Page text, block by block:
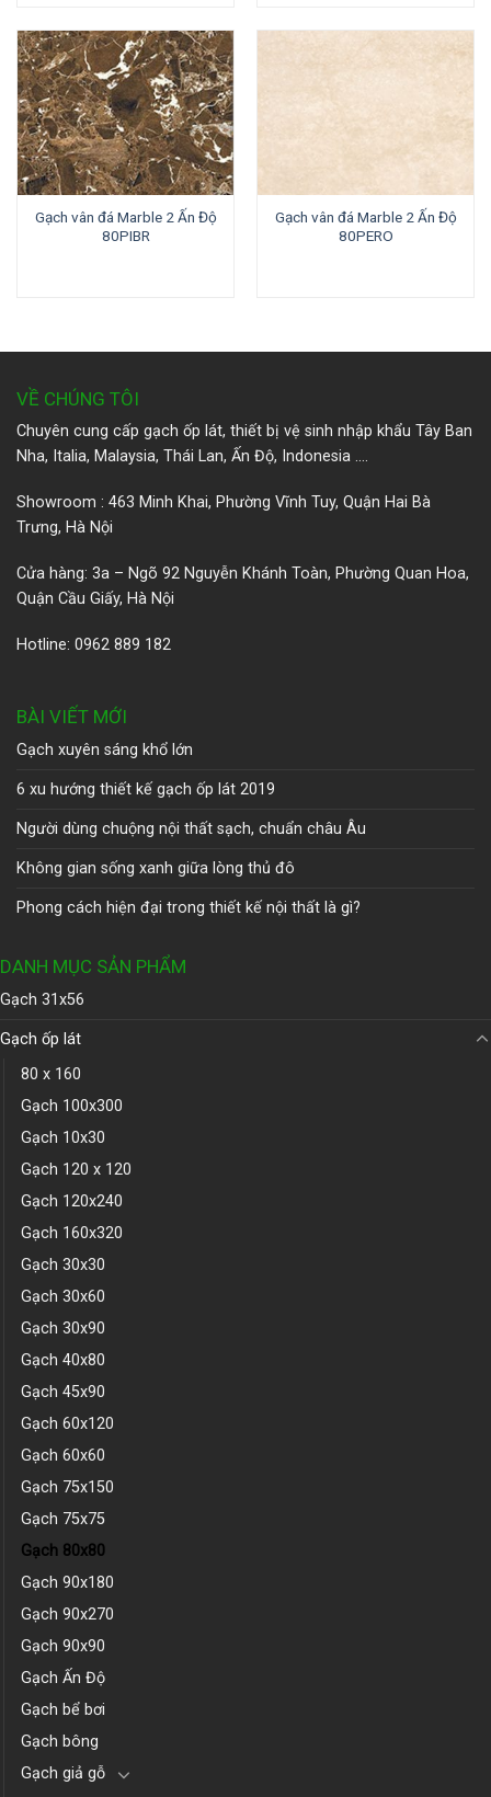
Gạch vân đá Marble 2 Ấn Độ
80PIBR
Gạch vân đá Marble 2 Ấn Độ
80PERO
VỀ CHÚNG TÔI
Chuyên cung cấp gạch ốp lát, thiết bị vệ sinh nhập khẩu Tây Ban
Nha, Italia, Malaysia, Thái Lan, Ấn Độ, Indonesia ….
Showroom : 463 Minh Khai, Phường Vĩnh Tuy, Quận Hai Bà
Trưng, Hà Nội
Cửa hàng: 3a – Ngõ 92 Nguyễn Khánh Toàn, Phường Quan Hoa,
Quận Cầu Giấy, Hà Nội
Hotline: 0962 889 182
BÀI VIẾT MỚI
Gạch xuyên sáng khổ lớn
6 xu hướng thiết kế gạch ốp lát 2019
Người dùng chuộng nội thất sạch, chuẩn châu Âu
Không gian sống xanh giữa lòng thủ đô
Phong cách hiện đại trong thiết kế nội thất là gì?
DANH MỤC SẢN PHẨM
Gạch 31x56
Gạch ốp lát
80 x 160
Gạch 100x300
Gạch 10x30
Gạch 120 x 120
Gạch 120x240
Gạch 160x320
Gạch 30x30
Gạch 30x60
Gạch 30x90
Gạch 40x80
Gạch 45x90
Gạch 60x120
Gạch 60x60
Gạch 75x150
Gạch 75x75
Gạch 80x80
Gạch 90x180
Gạch 90x270
Gạch 90x90
Gạch Ấn Độ
Gạch bể bơi
Gạch bông
Gạch giả gỗ